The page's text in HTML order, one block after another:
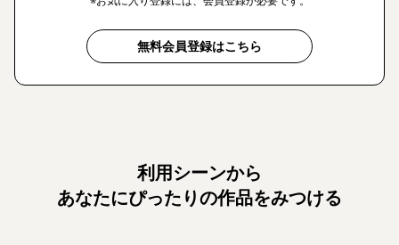
無料会員登録はこちら
利用シーンから
あなたにぴったりの作品をみつける